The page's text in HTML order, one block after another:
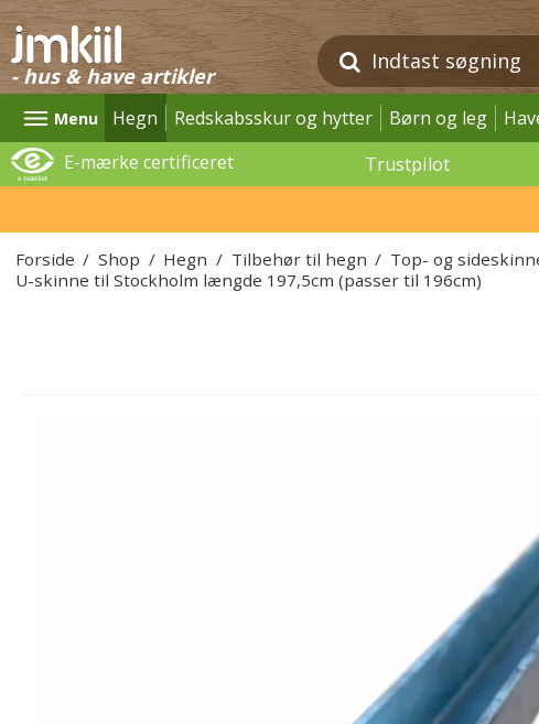
- hus & have artikler
Menu Hegn Redskabsskur og hytter Børn og leg
E-mærke certificeret
Trustpilot
Forside / Shop / Hegn / Tilbehør til hegn / Top- og
U-skinne til Stockholm længde 197,5cm (passer til 196cm)